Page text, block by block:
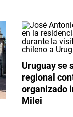
Uruguay se
regional
organizado
Milei